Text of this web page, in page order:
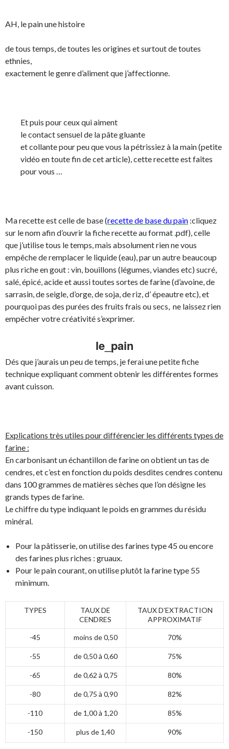
AH, le pain une histoire
de tous temps, de toutes les origines et surtout de toutes
ethnies,
exactement le genre d’aliment que j’affectionne.
Et puis pour ceux qui aiment
le contact sensuel de la pâte gluante
et collante pour peu que vous la pétrissiez à la main (petite
vidéo en toute fin de cet article), cette recette est faîtes
pour vous …
Ma recette est celle de base (recette de base du pain :cliquez
sur le nom afin d’ouvrir la fiche recette au format .pdf), celle
que j’utilise tous le temps, mais absolument rien ne vous
empêche de remplacer le liquide (eau), par un autre beaucoup
plus riche en gout : vin, bouillons (légumes, viandes etc) sucré,
salé, épicé, acide et aussi toutes sortes de farine (d’avoine, de
sarrasin, de seigle, d’orge, de soja, de riz, d’ épeautre etc), et
pourquoi pas des purées des fruits frais ou secs, ne laissez rien
empêcher votre créativité s’exprimer.
le_pain
Dés que j’aurais un peu de temps, je ferai une petite fiche
technique expliquant comment obtenir les différentes formes
avant cuisson.
Explications très utiles pour différencier les différents types de
farine :
En carbonisant un échantillon de farine on obtient un tas de
cendres, et c’est en fonction du poids desdites cendres contenu
dans 100 grammes de matières sèches que l’on désigne les
grands types de farine.
Le chiffre du type indiquant le poids en grammes du résidu
minéral.
Pour la pâtisserie, on utilise des farines type 45 ou encore
des farines plus riches : gruaux.
Pour le pain courant, on utilise plutôt la farine type 55
minimum.
TYPES
TAUX DE
CENDRES
TAUX D’EXTRACTION
APPROXIMATIF
-45 moins de 0,50 70%
-55 de 0,50 à 0,60 75%
-65 de 0,62 à 0,75 80%
-80 de 0,75 à 0,90 82%
-110 de 1,00 à 1,20 85%
-150 plus de 1,40 90%